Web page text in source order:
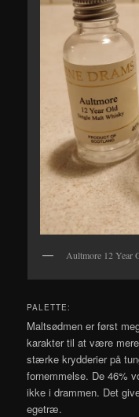
Aultmore 12 Year
PALETTE:
Maltsødmen er først
karakter til at være
stærke krydderier på
fornemmelse. De 46%
ikke i drammen. Det
egetræ.